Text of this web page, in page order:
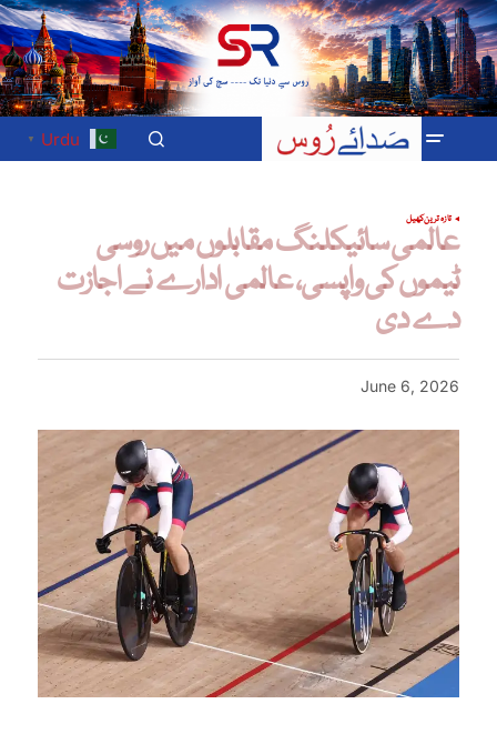
Urdu
▼
تازہ ترینکھیل
عالمی سائیکلنگ مقابلوں میں روسی
ٹیموں کی واپسی، عالمی ادارے نے اجازت
دے دی
June 6, 2026